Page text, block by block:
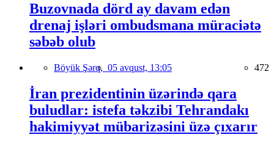
Buzovnada dörd ay davam edən
drenaj işləri ombudsmana müraciətə
səbəb olub
Böyük Şərq, 05 avqust, 13:05 472
İran prezidentinin üzərində qara
buludlar: istefa təkzibi Tehrandakı
hakimiyyət mübarizəsini üzə çıxarır